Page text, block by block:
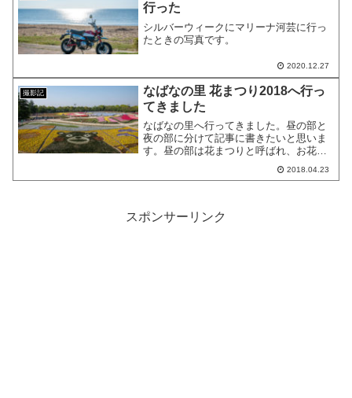
行った
シルバーウィークにマリーナ河芸に行っ
たときの写真です。
2020.12.27
撮影記
なばなの里 花まつり2018へ行っ
てきました
なばなの里へ行ってきました。昼の部と
夜の部に分けて記事に書きたいと思いま
す。昼の部は花まつりと呼ばれ、お花が
中心です。イルミネーションのテーマに
関連して、くまモンの柄も見られまし
2018.04.23
スポンサーリンク